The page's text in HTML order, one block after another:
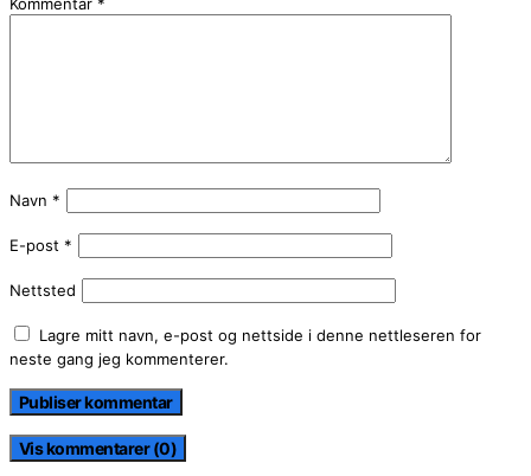
Kommentar *
Navn *
E-post *
Nettsted
Lagre mitt navn, e-post og nettside i denne nettleseren for
neste gang jeg kommenterer.
Vis kommentarer (0)